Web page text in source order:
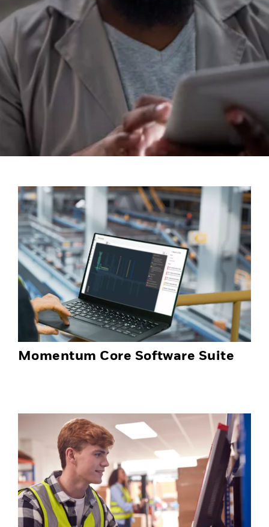
Momentum Core Software Suite